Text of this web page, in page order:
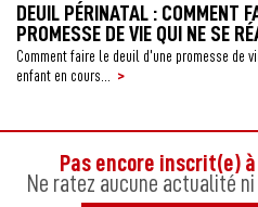
DEUIL PÉRINATAL : COMMENT
PROMESSE DE VIE QUI NE SE
Comment faire le deuil d’une promesse de
enfant en cours...
>
Pas encore inscrit(e)
Ne ratez aucune actualité